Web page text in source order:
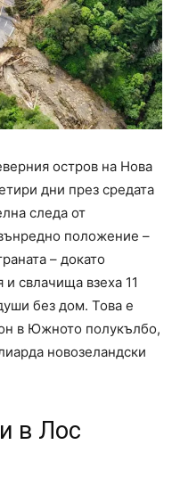
остров на Нова
дни през средата
следа от
положение –
– докато
свлачища взеха 11
без дом. Това е
в Южното полукълбо,
новозеландски
в Лос